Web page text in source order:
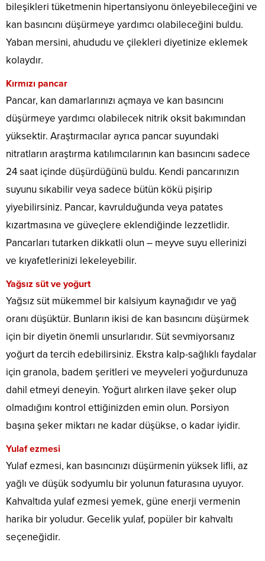
bileşikleri tüketmenin hipertansiyonu önleyebileceğini ve
kan basıncını düşürmeye yardımcı olabileceğini buldu.
Yaban mersini, ahududu ve çilekleri diyetinize eklemek
kolaydır.
Kırmızı pancar
Pancar, kan damarlarınızı açmaya ve kan basıncını
düşürmeye yardımcı olabilecek nitrik oksit bakımından
yüksektir. Araştırmacılar ayrıca pancar suyundaki
nitratların araştırma katılımcılarının kan basıncını sadece
24 saat içinde düşürdüğünü buldu. Kendi pancarınızın
suyunu sıkabilir veya sadece bütün kökü pişirip
yiyebilirsiniz. Pancar, kavrulduğunda veya patates
kızartmasına ve güveçlere eklendiğinde lezzetlidir.
Pancarları tutarken dikkatli olun – meyve suyu ellerinizi
ve kıyafetlerinizi lekeleyebilir.
Yağsız süt ve yoğurt
Yağsız süt mükemmel bir kalsiyum kaynağıdır ve yağ
oranı düşüktür. Bunların ikisi de kan basıncını düşürmek
için bir diyetin önemli unsurlarıdır. Süt sevmiyorsanız
yoğurt da tercih edebilirsiniz. Ekstra kalp-sağlıklı faydalar
için granola, badem şeritleri ve meyveleri yoğurdunuza
dahil etmeyi deneyin. Yoğurt alırken ilave şeker olup
olmadığını kontrol ettiğinizden emin olun. Porsiyon
başına şeker miktarı ne kadar düşükse, o kadar iyidir.
Yulaf ezmesi
Yulaf ezmesi, kan basıncınızı düşürmenin yüksek lifli, az
yağlı ve düşük sodyumlu bir yolunun faturasına uyuyor.
Kahvaltıda yulaf ezmesi yemek, güne enerji vermenin
harika bir yoludur. Gecelik yulaf, popüler bir kahvaltı
seçeneğidir.